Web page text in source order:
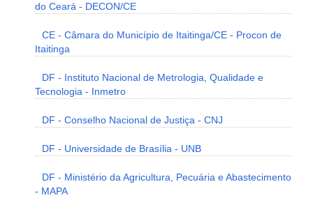
do Ceará - DECON/CE
CE - Câmara do Município de Itaitinga/CE - Procon de
Itaitinga
DF - Instituto Nacional de Metrologia, Qualidade e
Tecnologia - Inmetro
DF - Conselho Nacional de Justiça - CNJ
DF - Universidade de Brasília - UNB
DF - Ministério da Agricultura, Pecuária e Abastecimento
- MAPA